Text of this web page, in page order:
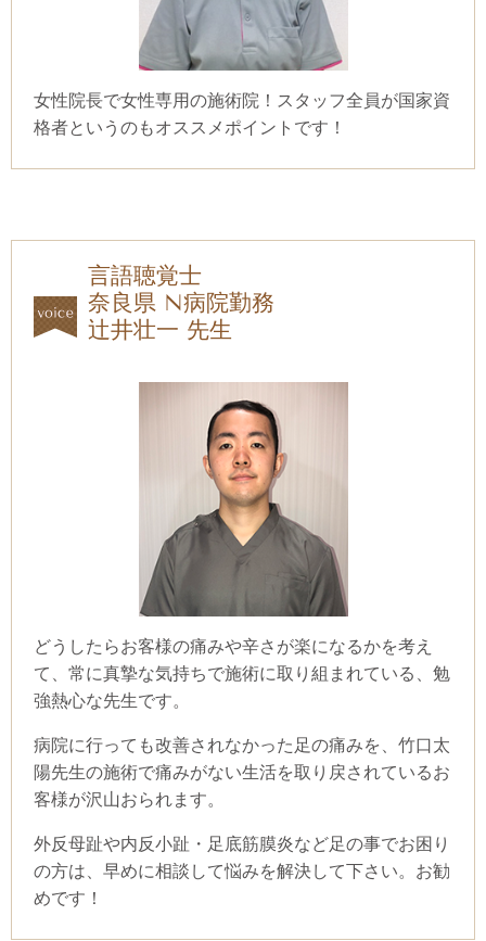
女性院長で女性専用の施術院！スタッフ全員が国家資
格者というのもオススメポイントです！
言語聴覚士
奈良県 N病院勤務
辻井壮一 先生
どうしたらお客様の痛みや辛さが楽になるかを考え
て、常に真摯な気持ちで施術に取り組まれている、勉
強熱心な先生です。
病院に行っても改善されなかった足の痛みを、竹口太
陽先生の施術で痛みがない生活を取り戻されているお
客様が沢山おられます。
外反母趾や内反小趾・足底筋膜炎など足の事でお困り
の方は、早めに相談して悩みを解決して下さい。お勧
めです！